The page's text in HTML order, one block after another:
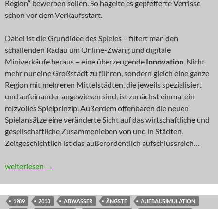
Region“ bewerben sollen. So hagelte es gepfefferte Verrisse
schon vor dem Verkaufsstart.
Dabei ist die Grundidee des Spieles – filtert man den
schallenden Radau um Online-Zwang und digitale
Miniverkäufe heraus – eine überzeugende Innovation. Nicht
mehr nur eine Großstadt zu führen, sondern gleich eine ganze
Region mit mehreren Mittelstädten, die jeweils spezialisiert
und aufeinander angewiesen sind, ist zunächst einmal ein
reizvolles Spielprinzip. Außerdem offenbaren die neuen
Spielansätze eine veränderte Sicht auf das wirtschaftliche und
gesellschaftliche Zusammenleben von und in Städten.
Zeitgeschichtlich ist das außerordentlich aufschlussreich…
INNOVATION: Sim Region
weiterlesen →
1989 2013 ABWASSER ÄNGSTE
AUFBAUSIMULATION